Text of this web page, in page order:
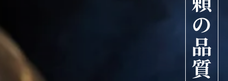
信頼の品質